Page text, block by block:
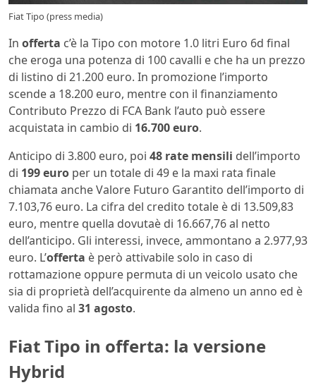
Fiat Tipo (press media)
In offerta c’è la Tipo con motore 1.0 litri Euro 6d final
che eroga una potenza di 100 cavalli e che ha un prezzo
di listino di 21.200 euro. In promozione l’importo
scende a 18.200 euro, mentre con il finanziamento
Contributo Prezzo di FCA Bank l’auto può essere
acquistata in cambio di 16.700 euro.
Anticipo di 3.800 euro, poi 48 rate mensili dell’importo
di 199 euro per un totale di 49 e la maxi rata finale
chiamata anche Valore Futuro Garantito dell’importo di
7.103,76 euro. La cifra del credito totale è di 13.509,83
euro, mentre quella dovutaè di 16.667,76 al netto
dell’anticipo. Gli interessi, invece, ammontano a 2.977,93
euro. L’offerta è però attivabile solo in caso di
rottamazione oppure permuta di un veicolo usato che
sia di proprietà dell’acquirente da almeno un anno ed è
valida fino al 31 agosto.
Fiat Tipo in offerta: la versione
Hybrid